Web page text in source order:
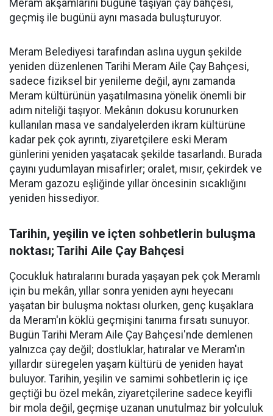
Meram akşamlarını bugüne taşıyan çay bahçesi,
geçmiş ile bugünü aynı masada buluşturuyor.
Meram Belediyesi tarafından aslına uygun şekilde
yeniden düzenlenen Tarihi Meram Aile Çay Bahçesi,
sadece fiziksel bir yenileme değil, aynı zamanda
Meram kültürünün yaşatılmasına yönelik önemli bir
adım niteliği taşıyor. Mekânın dokusu korunurken
kullanılan masa ve sandalyelerden ikram kültürüne
kadar pek çok ayrıntı, ziyaretçilere eski Meram
günlerini yeniden yaşatacak şekilde tasarlandı. Burada
çayını yudumlayan misafirler; oralet, mısır, çekirdek ve
Meram gazozu eşliğinde yıllar öncesinin sıcaklığını
yeniden hissediyor.
Tarihin, yeşilin ve içten sohbetlerin buluşma
noktası; Tarihi Aile Çay Bahçesi
Çocukluk hatıralarını burada yaşayan pek çok Meramlı
için bu mekân, yıllar sonra yeniden aynı heyecanı
yaşatan bir buluşma noktası olurken, genç kuşaklara
da Meram'ın köklü geçmişini tanıma fırsatı sunuyor.
Bugün Tarihi Meram Aile Çay Bahçesi'nde demlenen
yalnızca çay değil; dostluklar, hatıralar ve Meram'ın
yıllardır süregelen yaşam kültürü de yeniden hayat
buluyor. Tarihin, yeşilin ve samimi sohbetlerin iç içe
geçtiği bu özel mekân, ziyaretçilerine sadece keyifli
bir mola değil, geçmişe uzanan unutulmaz bir yolculuk